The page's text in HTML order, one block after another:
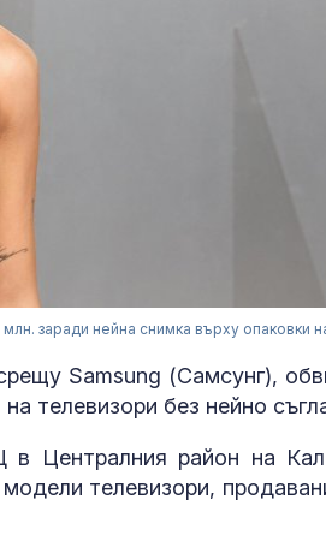
заради нейна снимка върху опаковки
Samsung (Самсунг),
телевизори без нейно
Централния район на
модели телевизори,